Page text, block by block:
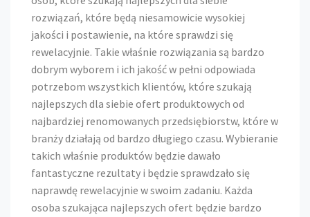
rozwiązań, które będą niesamowicie wysokiej
jakości i postawienie, na które sprawdzi się
rewelacyjnie. Takie właśnie rozwiązania są bardzo
dobrym wyborem i ich jakość w pełni odpowiada
potrzebom wszystkich klientów, które szukają
najlepszych dla siebie ofert produktowych od
najbardziej renomowanych przedsiębiorstw, które w
branży działają od bardzo długiego czasu. Wybieranie
takich właśnie produktów będzie dawało
fantastyczne rezultaty i będzie sprawdzało się
naprawdę rewelacyjnie w swoim zadaniu. Każda
osoba szukająca najlepszych ofert będzie bardzo